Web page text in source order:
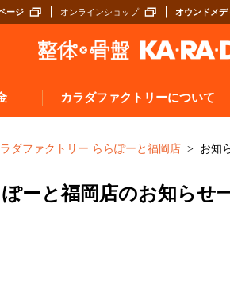
ージ オンラインショップ オウンドメデ
カラダファクトリーについて
施術について（A.P.バランス®とは）
サロンスタッフについて
ダファクトリー ららぽーと福岡店 お知
ーと福岡店のお知らせ